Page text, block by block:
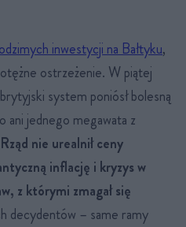
inwestycji na Bałtyku,
ostrzeżenie. W piątej
system poniósł bolesną
ani jednego megawata z
Rząd nie urealnił ceny
inflację i kryzys w
z którymi zmagał się
decydentów – same ramy